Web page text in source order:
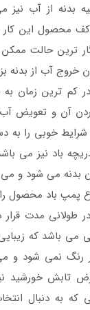
بدنه از آب نیز
محصول این کار
ترین حالت
خروج آب از
در کم ترین زمان
آن و تعویض
شرایط خوبی را به
باد نیز می
بدنه می شود و
پمپ باد محصول را
طولانی مدت
باشد که
رنگ نمی شود و
تابش خورشید
که به دنبال